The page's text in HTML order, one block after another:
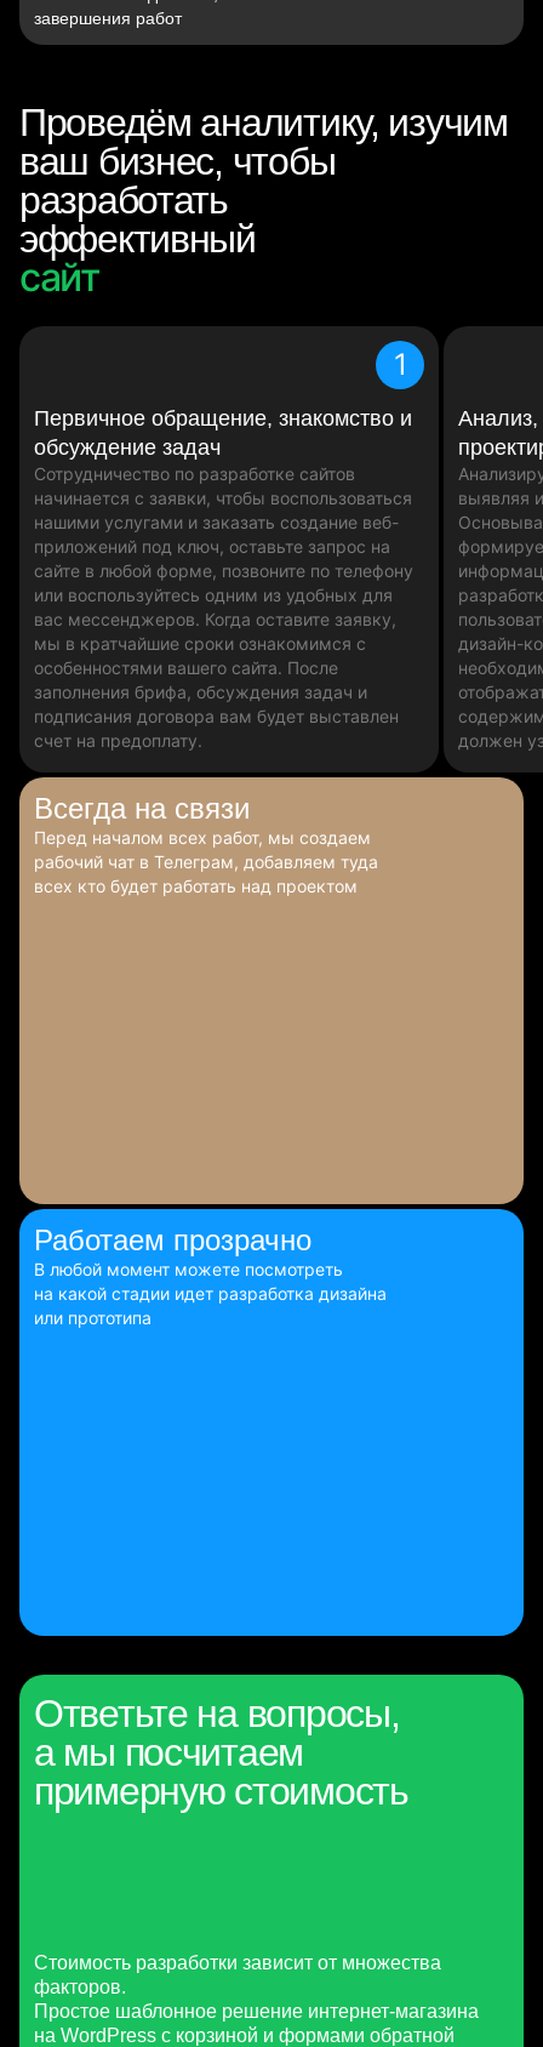
завершения работ
Проведём аналитику, изучим
ваш бизнес, чтобы
разработать
эффективный
сайт
сайт
интернет-магазин
1
Первичное обращение, знакомство и
обсуждение задач
Сотрудничество по разработке сайтов
начинается с заявки, чтобы воспользоваться
нашими услугами и заказать создание веб-
приложений под ключ, оставьте запрос на
сайте в любой форме, позвоните по телефону
или воспользуйтесь одним из удобных для
вас мессенджеров. Когда оставите заявку,
мы в кратчайшие сроки ознакомимся с
особенностями вашего сайта. После
заполнения брифа, обсуждения задач и
подписания договора вам будет выставлен
счет на предоплату.
выявляя
дизайн-
должен
Всегда на связи
Перед началом всех работ, мы создаем
рабочий чат в Телеграм, добавляем туда
всех кто будет работать над проектом
Работаем прозрачно
В любой момент можете посмотреть
на какой стадии идет разработка дизайна
или прототипа
Ответьте на вопросы,
а мы посчитаем
примерную стоимость
Стоимость разработки зависит от множества
факторов.
Простое шаблонное решение интернет-магазина
на WordPress с корзиной и формами обратной